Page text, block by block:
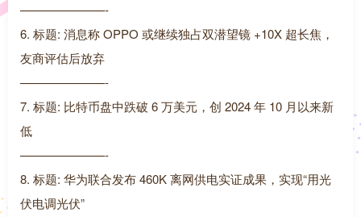
———————-
6. 标题: 消息称 OPPO 或继续独占双潜望镜 +10X 超长焦，
友商评估后放弃
———————-
7. 标题: 比特币盘中跌破 6 万美元，创 2024 年 10 月以来新
低
———————-
8. 标题: 华为联合发布 460K 离网供电实证成果，实现“用光
伏电调光伏”